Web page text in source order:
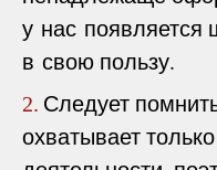
у нас появляется
в свою пользу.
2. Следует
охватывает